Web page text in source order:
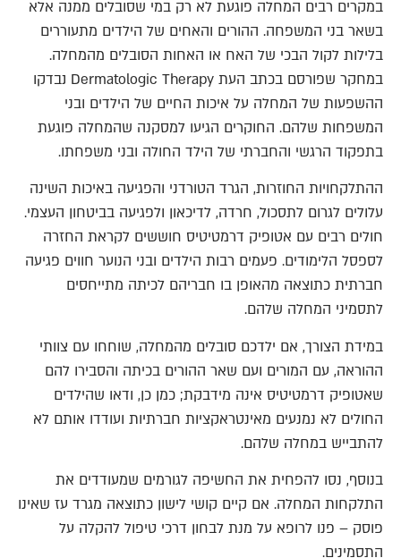
במקרים רבים המחלה פוגעת לא רק במי שסובלים ממנה אלא
בשאר בני המשפחה. ההורים והאחים של הילדים מתעוררים
בלילות לקול הבכי של האח או האחות הסובלים מהמחלה.
במחקר שפורסם בכתב העת Dermatologic Therapy נבדקו
ההשפעות של המחלה על איכות החיים של הילדים ובני
המשפחות שלהם. החוקרים הגיעו למסקנה שהמחלה פוגעת
בתפקוד הרגשי והחברתי של הילד החולה ובני משפחתו.
ההתלקחויות החוזרות, הגרד הטורדני והפגיעה באיכות השינה
עלולים לגרום לתסכול, חרדה, לדיכאון ולפגיעה בביטחון העצמי.
חולים רבים עם אטופיק דרמטיטיס חוששים לקראת החזרה
לספסל הלימודים. פעמים רבות הילדים ובני הנוער חווים פגיעה
חברתית כתוצאה מהאופן בו חבריהם לכיתה מתייחסים
לתסמיני המחלה שלהם.
במידת הצורך, אם ילדכם סובלים מהמחלה, שוחחו עם צוותי
ההוראה, עם המורים ועם שאר ההורים בכיתה והסבירו להם
שאטופיק דרמטיטיס אינה מידבקת; כמן כן, ודאו שהילדים
החולים לא נמנעים מאינטראקציות חברתיות ועודדו אותם לא
להתבייש במחלה שלהם.
בנוסף, נסו להפחית את החשיפה לגורמים שמעודדים את
התלקחות המחלה. אם קיים קושי לישון כתוצאה מגרד עז שאינו
פוסק – פנו לרופא על מנת לבחון דרכי טיפול להקלה על
התסמינים.